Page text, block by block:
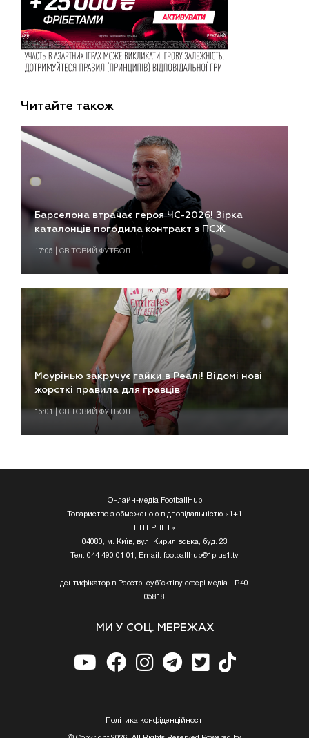
Читайте також
Барселона втрачає героя ЧС-2026! Зірка
каталонців погодила контракт з ПСЖ
17:05 | СВІТОВИЙ ФУТБОЛ
Моурінью закручує гайки в Реалі! Відомі нові
жорсткі правила для гравців
15:01 | СВІТОВИЙ ФУТБОЛ
Онлайн-медіа FootballHub
Товариство з обмеженою відповідальністю «1+1
ІНТЕРНЕТ»
04080, м. Київ, вул. Кирилівська, буд. 23
Тел. 044 490 01 01, Email: footballhub@1plus1.tv
Ідентифікатор в Реєстрі суб’єктіву сфері медіа - R40-
05818
МИ У СОЦ. МЕРЕЖАХ
Полiтика конфiденцiйностi